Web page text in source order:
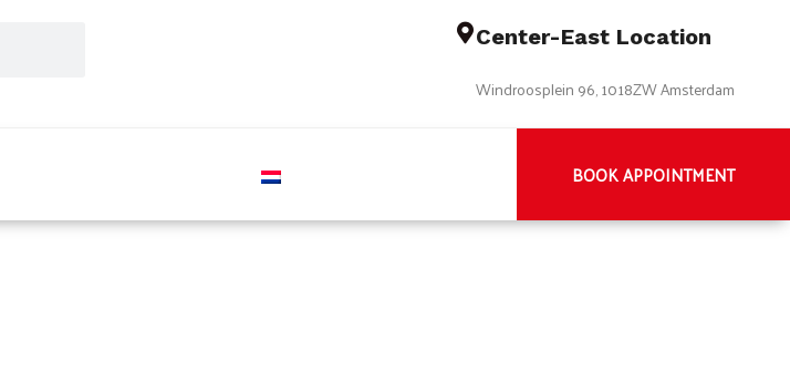
Center-East Location
Windroosplein 96, 1018ZW Amsterdam
BOOK APPOINTMENT